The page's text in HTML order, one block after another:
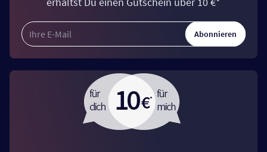
Abonnieren